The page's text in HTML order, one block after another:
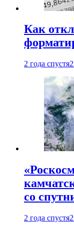
Как
2 года спустя
со
2 года спустя